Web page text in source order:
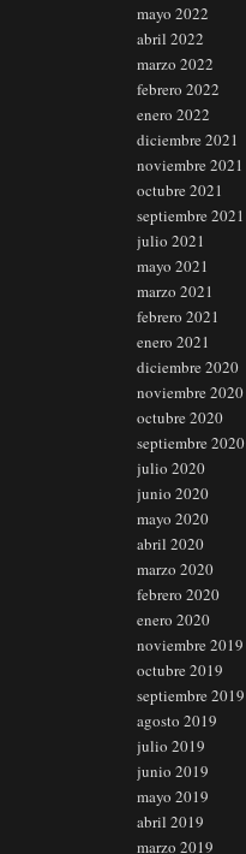
mayo 2022
abril 2022
marzo 2022
febrero 2022
enero 2022
diciembre 2021
noviembre 2021
octubre 2021
septiembre 2021
julio 2021
mayo 2021
marzo 2021
febrero 2021
enero 2021
diciembre 2020
noviembre 2020
octubre 2020
septiembre 2020
julio 2020
junio 2020
mayo 2020
abril 2020
marzo 2020
febrero 2020
enero 2020
noviembre 2019
octubre 2019
septiembre 2019
agosto 2019
julio 2019
junio 2019
mayo 2019
abril 2019
marzo 2019